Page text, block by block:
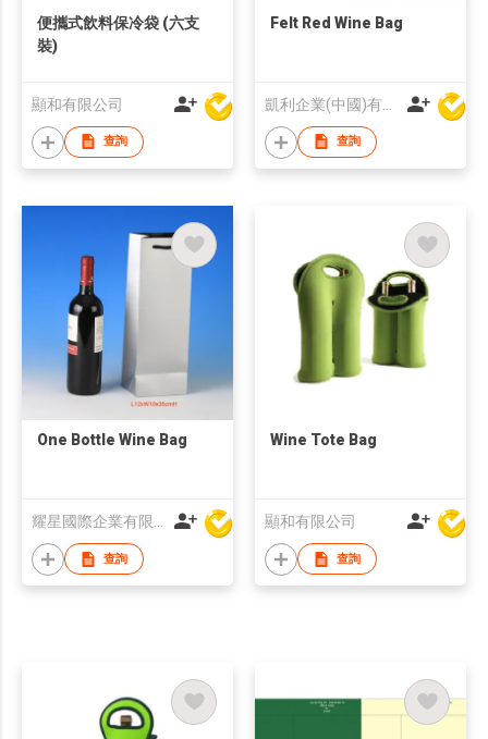
便攜式飲料保冷袋 (六支
裝)
顯和有限公司
查詢
Felt Red Wine Bag
查詢
One Bottle Wine Bag
查詢
Wine Tote Bag
顯和有限公司
查詢